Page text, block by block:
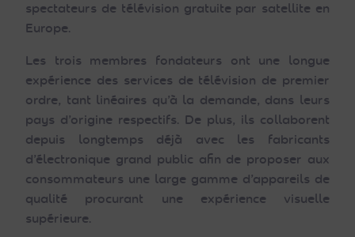
spectateurs de télévision gratuite par satellite en
Europe.
Les trois membres fondateurs ont une longue
expérience des services de télévision de premier
ordre, tant linéaires qu’à la demande, dans leurs
pays d’origine respectifs. De plus, ils collaborent
depuis longtemps déjà avec les fabricants
d’électronique grand public afin de proposer aux
consommateurs une large gamme d’appareils de
qualité procurant une expérience visuelle
supérieure.